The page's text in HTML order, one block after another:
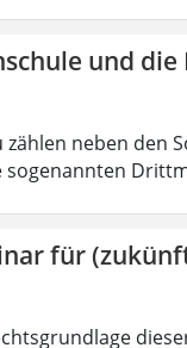
und
neben den
sogenannten
für